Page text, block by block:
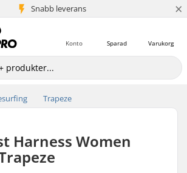
Snabb leverans
5+ milj. kunder ×
Varukorg
Sparad
Konto
Trapeze
Harness Women